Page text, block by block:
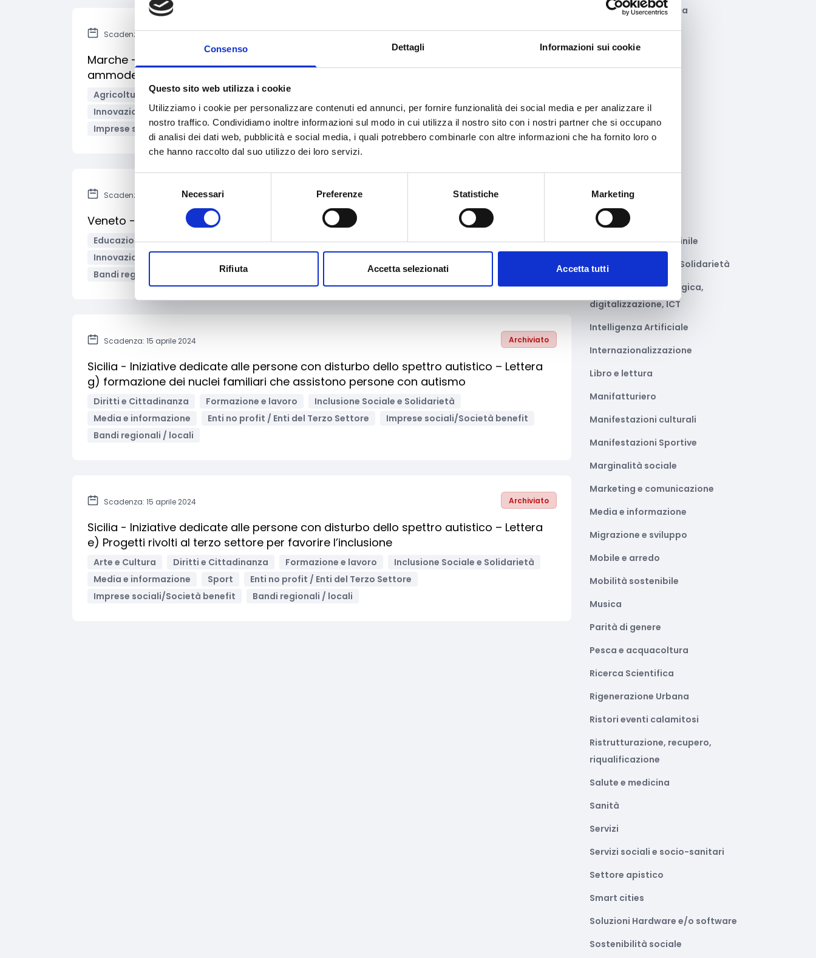
Consenso Dettagli Informazioni sui cookie
Questo sito web utilizza i cookie
Utilizziamo i cookie per personalizzare contenuti ed annunci, per fornire funzionalità dei social media e per analizzare il
nostro traffico. Condividiamo inoltre informazioni sul modo in cui utilizza il nostro sito con i nostri partner che si occupano
di analisi dei dati web, pubblicità e social media, i quali potrebbero combinarle con altre informazioni che ha fornito loro o
che hanno raccolto dal suo utilizzo dei loro servizi.
del
Necessari Preferenze Statistiche Marketing
Rifiuta Accetta selezionati Accetta tutti
Scadenza: 31 maggio 2024 Archiviato
Marche - PNRR Innovazione e meccanizzazione nel settore agricolo e alimentare:
ammodernamento macchine agricole
Agricoltura e sviluppo rurale
Ambiente e Sviluppo sostenibile
Innovazione tecnologica, digitalizzazione, ICT
Supporto alle imprese
Imprese
Imprese sociali/Società benefit
Liberi professionisti Bandi regionali / locali
Scadenza: 12 marzo 2024
Veneto - Bando VET Innovation 2024
Educazione e istruzione Formazione e lavoro
Inclusione Sociale e Solidarietà
Innovazione tecnologica, digitalizzazione, ICT
Bandi regionali / locali
Scadenza: 15 aprile 2024 Archiviato
Sicilia - Iniziative dedicate alle persone con disturbo dello spettro autistico – Lettera
g) formazione dei nuclei familiari che assistono persone con autismo
Diritti e Cittadinanza Formazione e lavoro
Inclusione Sociale e Solidarietà
Media e informazione
Enti no profit / Enti del Terzo Settore
Imprese sociali/Società benefit
Bandi regionali / locali
Scadenza: 15 aprile 2024 Archiviato
Sicilia - Iniziative dedicate alle persone con disturbo dello spettro autistico – Lettera
e) Progetti rivolti al terzo settore per favorire l’inclusione
Arte e Cultura Diritti e Cittadinanza Formazione e lavoro
Inclusione Sociale e Solidarietà
Media e informazione
Sport
Enti no profit / Enti del Terzo Settore
Imprese sociali/Società benefit
Bandi regionali / locali
Farmacia e/o chimica
Fashion
Formazione e lavoro
Fotovoltaico
Giustizia e sicurezza
Green economy
Impianti sportivi
Imprenditoria femminile
Inclusione Sociale e Solidarietà
Innovazione tecnologica,
digitalizzazione, ICT
Intelligenza Artificiale
Internazionalizzazione
Libro e lettura
Manifatturiero
Manifestazioni culturali
Manifestazioni Sportive
Marginalità sociale
Marketing e comunicazione
Media e informazione
Migrazione e sviluppo
Mobile e arredo
Mobilità sostenibile
Musica
Parità di genere
Pesca e acquacoltura
Ricerca Scientifica
Rigenerazione Urbana
Ristori eventi calamitosi
Ristrutturazione, recupero,
riqualificazione
Salute e medicina
Sanità
Servizi
Servizi sociali e socio-sanitari
Settore apistico
Smart cities
Soluzioni Hardware e/o software
Sostenibilità sociale